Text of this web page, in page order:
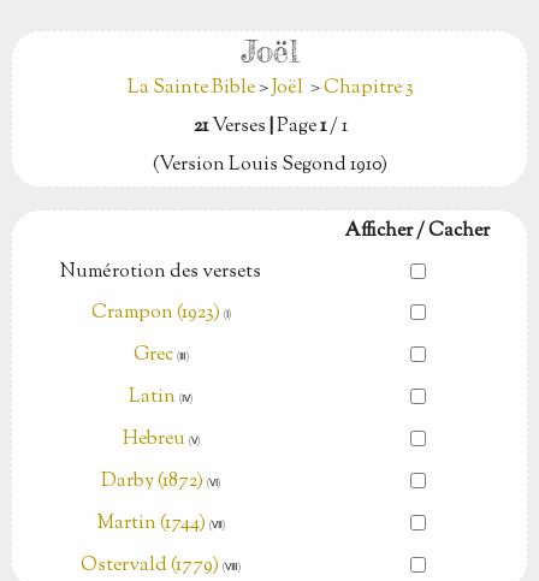
Joël
La Sainte Bible>Joël>Chapitre 3
21Verses|Page1/ 1
(Version Louis Segond 1910)
Afficher / Cacher
Numérotion des versets
Crampon (1923) (Ⅰ)
Grec (Ⅲ)
Latin (Ⅳ)
Hebreu (Ⅴ)
Darby (1872) (Ⅵ)
Martin (1744) (Ⅶ)
Ostervald (1779) (Ⅷ)